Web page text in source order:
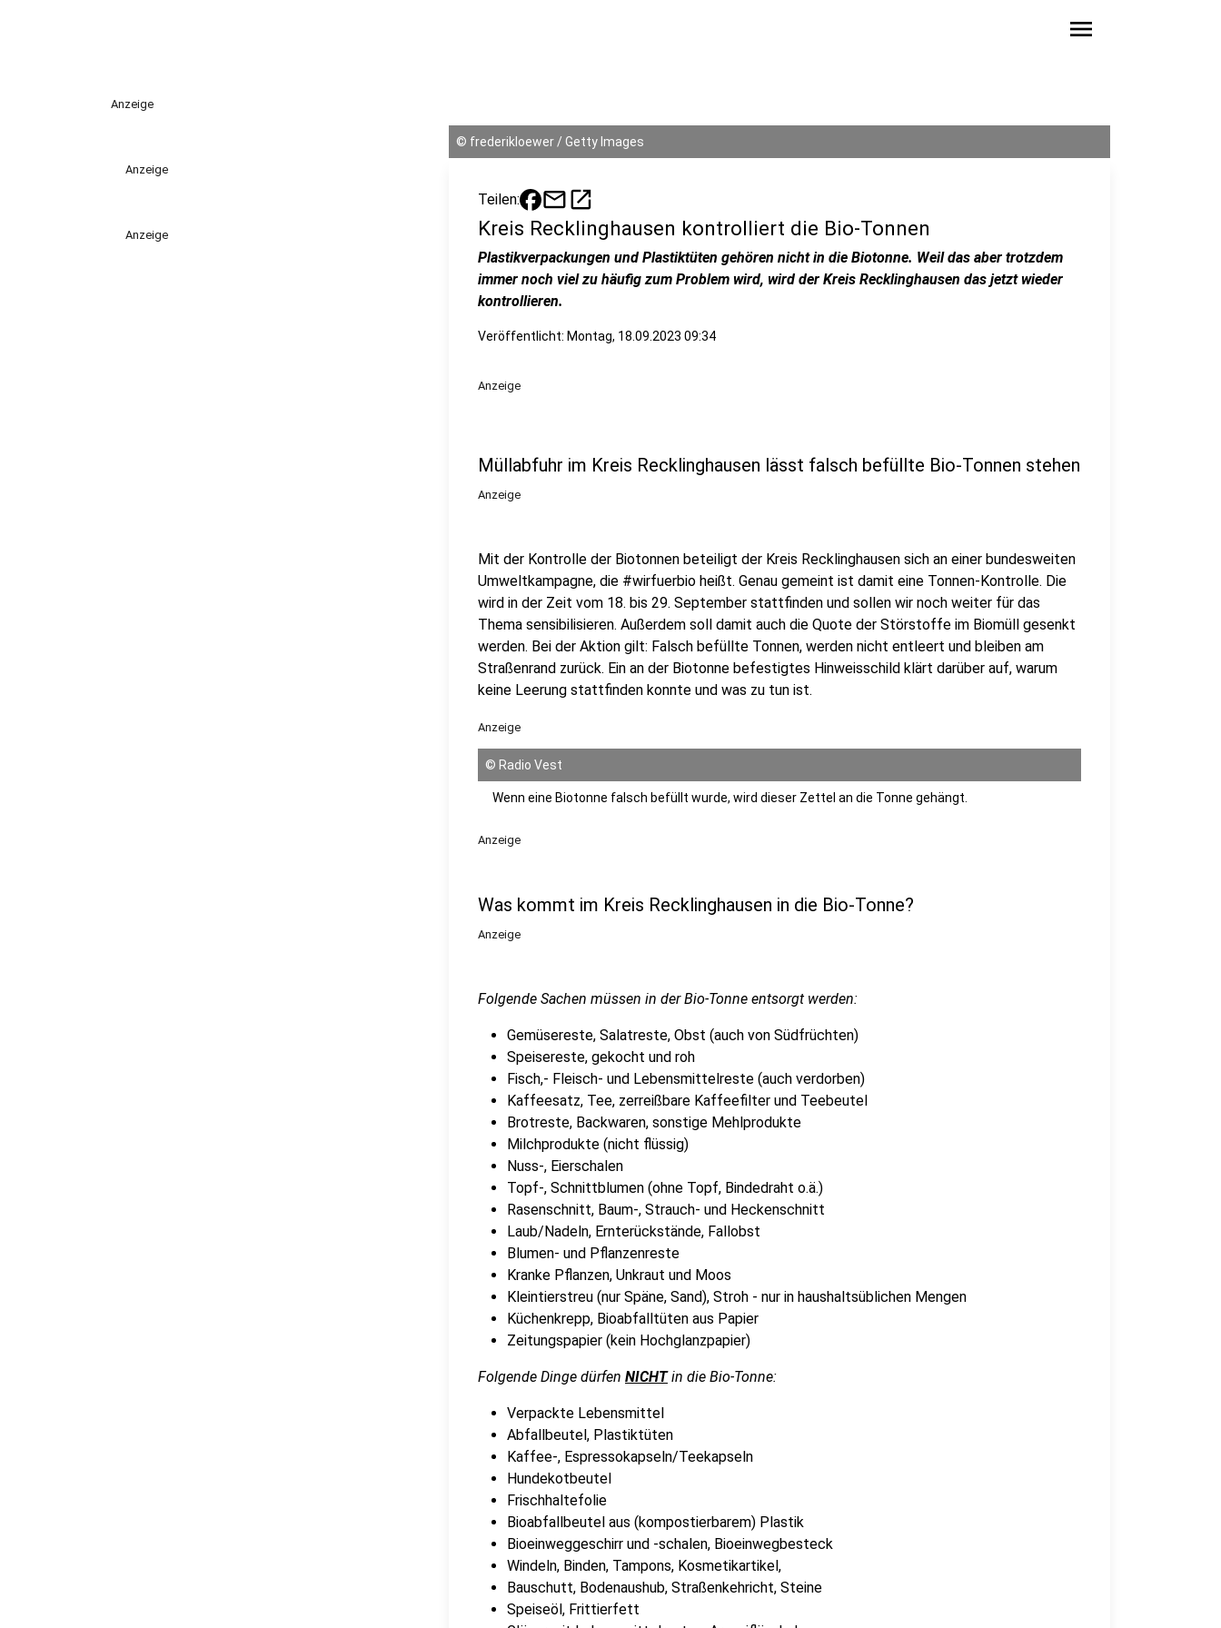
menu
Anzeige
Anzeige
Anzeige
© frederikloewer / Getty Images
Teilen: mailopen_in_new
Kreis Recklinghausen kontrolliert die Bio-Tonnen
Plastikverpackungen und Plastiktüten gehören nicht in die Biotonne. Weil das aber trotzdem
immer noch viel zu häufig zum Problem wird, wird der Kreis Recklinghausen das jetzt wieder
kontrollieren.
Veröffentlicht: Montag, 18.09.2023 09:34
Anzeige
Müllabfuhr im Kreis Recklinghausen lässt falsch befüllte Bio-Tonnen stehen
Anzeige
Mit der Kontrolle der Biotonnen beteiligt der Kreis Recklinghausen sich an einer bundesweiten
Umweltkampagne, die #wirfuerbio heißt. Genau gemeint ist damit eine Tonnen-Kontrolle. Die
wird in der Zeit vom 18. bis 29. September stattfinden und sollen wir noch weiter für das
Thema sensibilisieren. Außerdem soll damit auch die Quote der Störstoffe im Biomüll gesenkt
werden. Bei der Aktion gilt: Falsch befüllte Tonnen, werden nicht entleert und bleiben am
Straßenrand zurück. Ein an der Biotonne befestigtes Hinweisschild klärt darüber auf, warum
keine Leerung stattfinden konnte und was zu tun ist.
Anzeige
© Radio Vest
Wenn eine Biotonne falsch befüllt wurde, wird dieser Zettel an die Tonne gehängt.
Anzeige
Was kommt im Kreis Recklinghausen in die Bio-Tonne?
Anzeige
Folgende Sachen müssen in der Bio-Tonne entsorgt werden:
Gemüsereste, Salatreste, Obst (auch von Südfrüchten)
Speisereste, gekocht und roh
Fisch,- Fleisch- und Lebensmittelreste (auch verdorben)
Kaffeesatz, Tee, zerreißbare Kaffeefilter und Teebeutel
Brotreste, Backwaren, sonstige Mehlprodukte
Milchprodukte (nicht flüssig)
Nuss-, Eierschalen
Topf-, Schnittblumen (ohne Topf, Bindedraht o.ä.)
Rasenschnitt, Baum-, Strauch- und Heckenschnitt
Laub/Nadeln, Ernterückstände, Fallobst
Blumen- und Pflanzenreste
Kranke Pflanzen, Unkraut und Moos
Kleintierstreu (nur Späne, Sand), Stroh - nur in haushaltsüblichen Mengen
Küchenkrepp, Bioabfalltüten aus Papier
Zeitungspapier (kein Hochglanzpapier)
Folgende Dinge dürfen NICHT in die Bio-Tonne:
Verpackte Lebensmittel
Abfallbeutel, Plastiktüten
Kaffee-, Espressokapseln/Teekapseln
Hundekotbeutel
Frischhaltefolie
Bioabfallbeutel aus (kompostierbarem) Plastik
Bioeinweggeschirr und -schalen, Bioeinwegbesteck
Windeln, Binden, Tampons, Kosmetikartikel,
Bauschutt, Bodenaushub, Straßenkehricht, Steine
Speiseöl, Frittierfett